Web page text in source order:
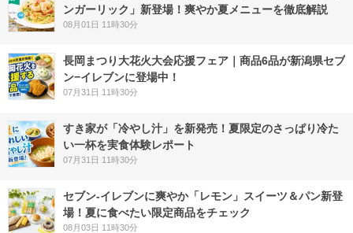
ンガーリック」新登場！爽やか夏メニューを徹底解説
08月01日 11時30分
長岡まつり大花火大会応援フェア｜商品6品が新潟県セブ
ン−イレブンに登場中！
07月31日 11時30分
すき家が「冷やし汁」を新発売！夏限定のさっぱり冷た
い一杯を実食体験レポート
07月31日 11時30分
セブン‐イレブンに爽やか「レモン」スイーツ＆パン新登
場！夏に食べたい限定商品をチェック
08月03日 11時30分